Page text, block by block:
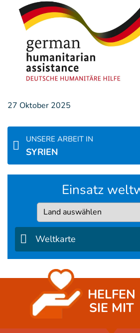
27 Oktober 2025
UNSERE ARBEIT IN
SYRIEN
Einsatz
Country
Weltkarte
HELFEN
SIE MIT